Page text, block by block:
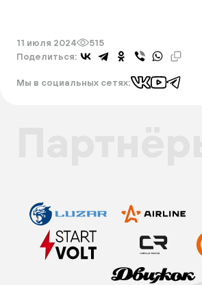
11 июля 2024
515
Поделиться:
Мы в социальных сетях: